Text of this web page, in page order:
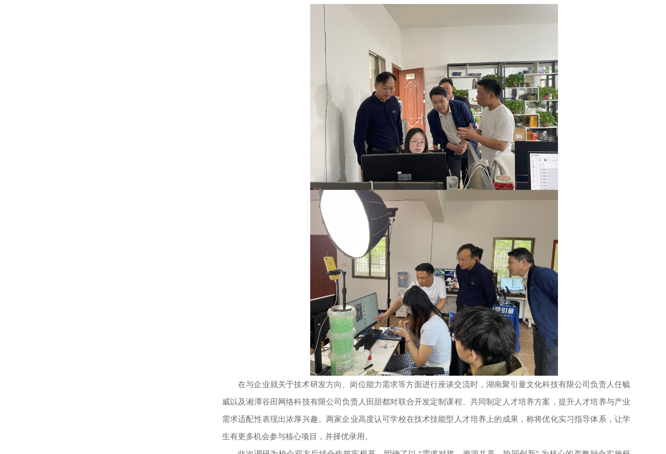
在与企业就关于技术研发方向、岗位能力需求等方面进行座谈交流时，湖南聚引量文化科技有限公司负责人任毓
威以及湘潭谷田网络科技有限公司负责人田甜都对联合开发定制课程、共同制定人才培养方案，提升人才培养与产业
需求适配性表现出浓厚兴趣。两家企业高度认可学校在技术技能型人才培养上的成果，称将优化实习指导体系，让学
生有更多机会参与核心项目，并择优录用。